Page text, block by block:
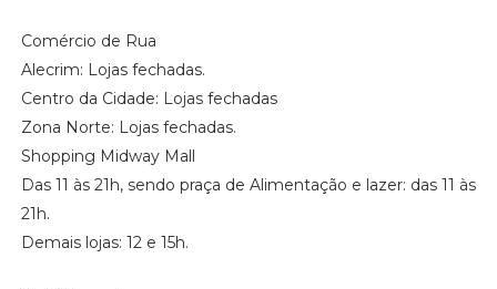
Comércio de Rua
Alecrim: Lojas fechadas.
Centro da Cidade: Lojas fechadas
Zona Norte: Lojas fechadas.
Shopping Midway Mall
Das 11 às 21h, sendo praça de Alimentação e lazer: das 11 às
21h.
Demais lojas: 12 e 15h.